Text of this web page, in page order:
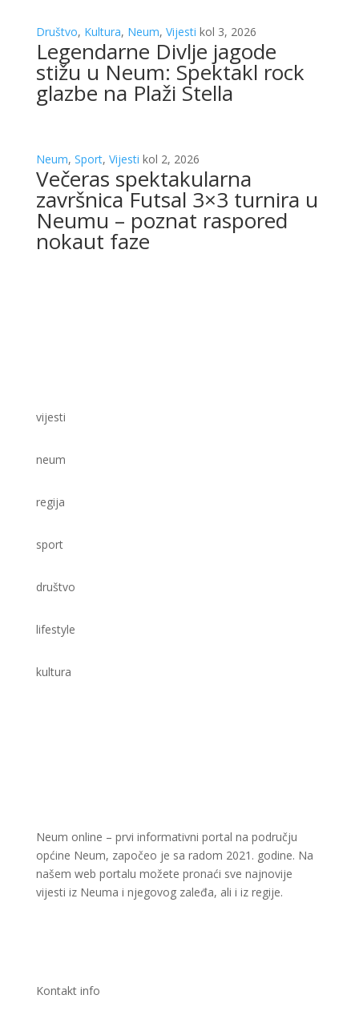
Društvo, Kultura, Neum, Vijesti kol 3, 2026
Legendarne Divlje jagode
stižu u Neum: Spektakl rock
glazbe na Plaži Stella
Neum, Sport, Vijesti kol 2, 2026
Večeras spektakularna
završnica Futsal 3×3 turnira u
Neumu – poznat raspored
nokaut faze
vijesti
neum
regija
sport
društvo
lifestyle
kultura
Neum online – prvi informativni portal na području
općine Neum, započeo je sa radom 2021. godine. Na
našem web portalu možete pronaći sve najnovije
vijesti iz Neuma i njegovog zaleđa, ali i iz regije.
Kontakt info